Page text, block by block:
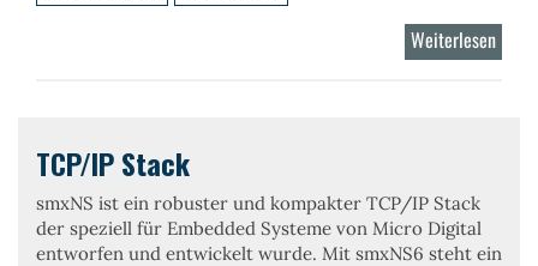
Weiterlesen
TCP/IP Stack
smxNS ist ein robuster und kompakter TCP/IP Stack
der speziell für Embedded Systeme von Micro Digital
entworfen und entwickelt wurde. Mit smxNS6 steht ein